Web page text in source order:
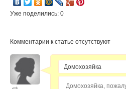
Уже поделились: 0
Комментарии к статье отсутствуют